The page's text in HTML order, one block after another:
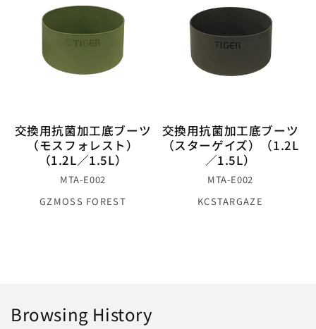
交換用抗菌加工底ブーツ
（モスフォレスト）
（1.2L／1.5L）
MTA-E002
GZMOSS FOREST
交換用抗菌加工底ブーツ
（スターゲイズ）（1.2L
／1.5L）
MTA-E002
KCSTARGAZE
Browsing History